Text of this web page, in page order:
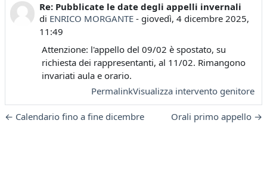
Re: Pubblicate le date degli appelli invernali
di ENRICO MORGANTE -giovedì, 4 dicembre 2025,
11:49
Numero di risposte: 0
Attenzione: l'appello del 09/02 è spostato, su
richiesta dei rappresentanti, al 11/02. Rimangono
invariati aula e orario.
PermalinkVisualizza intervento genitore
← Calendario fino a fine dicembre Orali primo appello →